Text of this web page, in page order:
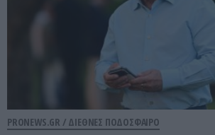
PRONEWS.GR / ΔΙΕΘΝΕΣ ΠΟΔΟΣΦΑΙΡΟ